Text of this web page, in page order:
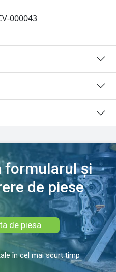
000043
formularul și
de piese
de piesa
în cel mai scurt timp